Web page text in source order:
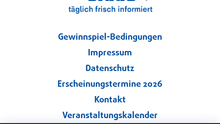
Gewinnspiel-Bedingungen
Impressum
Datenschutz
Erscheinungstermine 2026
Kontakt
Veranstaltungskalender